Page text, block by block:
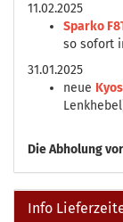
11.02.2025
Sparko
so sofort
31.01.2025
neue
DieAbholung
Info